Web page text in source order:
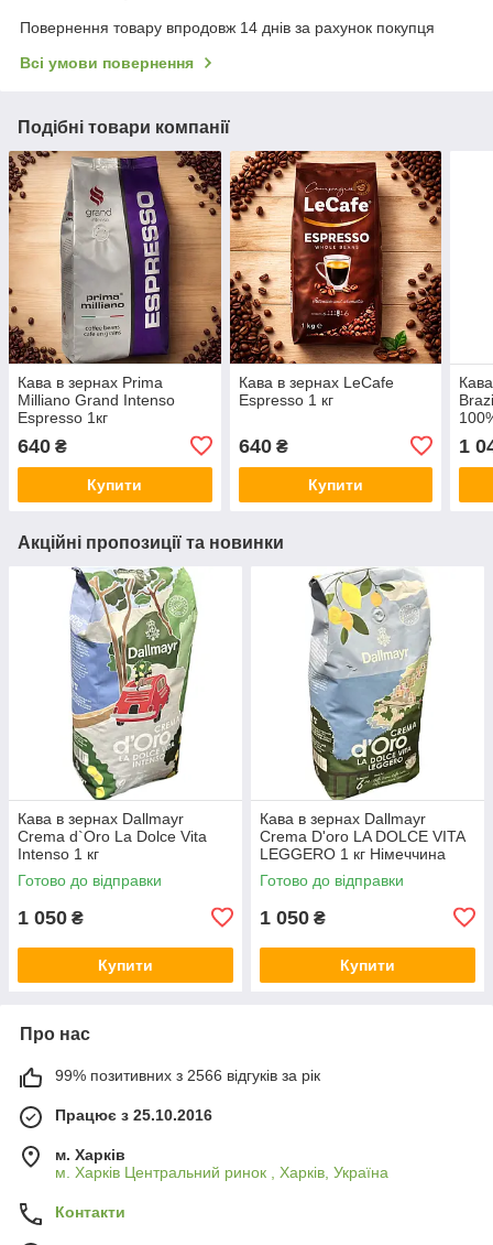
Повернення товару впродовж 14 днів за рахунок покупця
Всі умови повернення
Подібні товари компанії
Кава в зернах Prima
Milliano Grand Intenso
Espresso 1кг
640 ₴
Купити
Кава в зернах LеCafe
Espresso 1 кг
640₴
Купити
1
Акційні пропозиції та новинки
Кава в зернах Dallmayr
Crema d`Oro La Dolce Vita
Intenso 1 кг
Готово до відправки
1 050 ₴
Купити
Кава в зернах Dallmayr
Crema D'oro LA DOLCE VITA
LEGGERO 1 кг Німеччина
Готово до відправки
1 050 ₴
Купити
Про нас
99% позитивних з 2566 відгуків за рік
Працює з 25.10.2016
м. Харків
м. Харків Центральний ринок , Харків, Україна
Контакти